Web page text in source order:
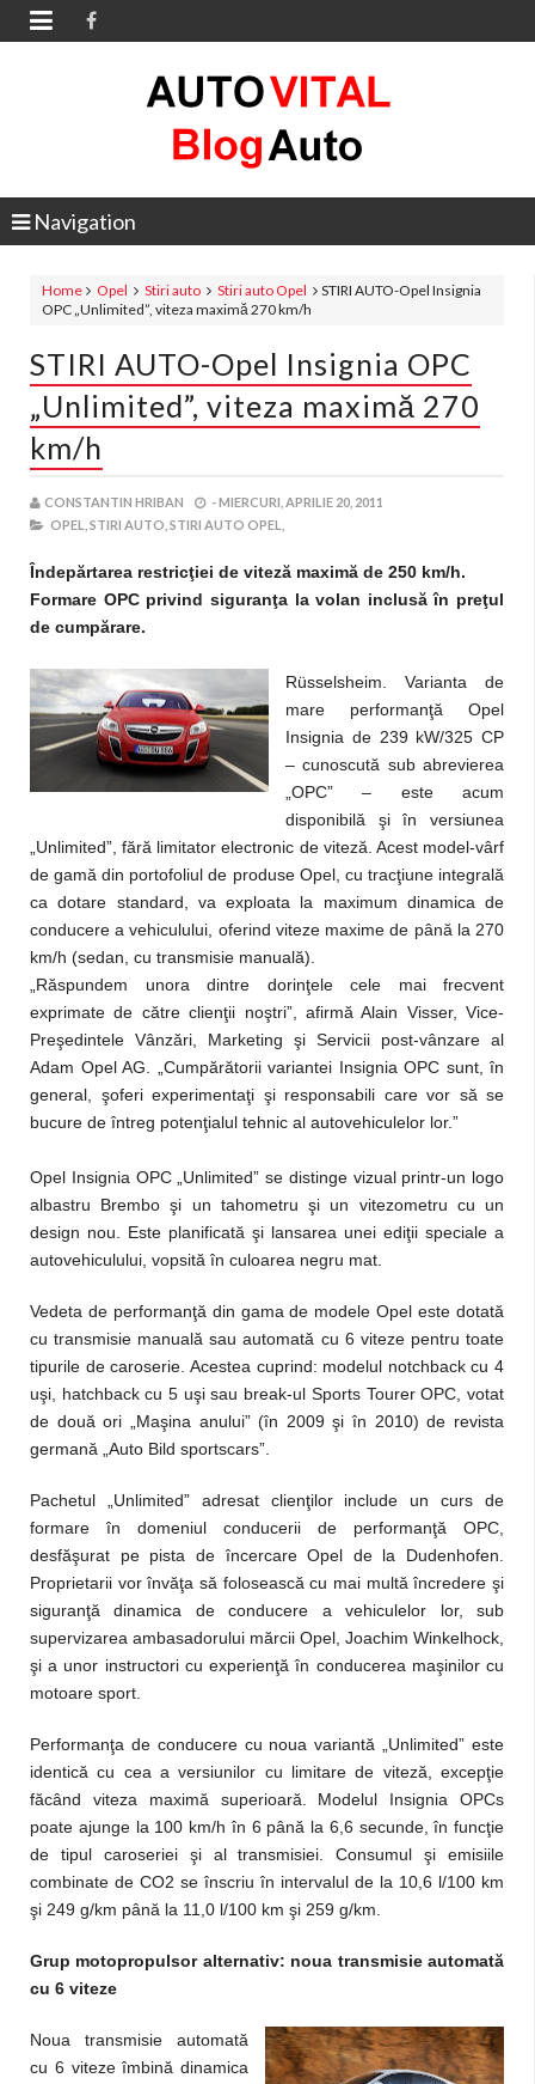

Navigation
Home Opel Stiri auto Stiri auto Opel
STIRI AUTO-Opel Insignia
OPC „Unlimited”, viteza maximă 270 km/h
STIRI AUTO-Opel Insignia OPC
„Unlimited”, viteza maximă 270
km/h
CONSTANTIN HRIBAN -MIERCURI, APRILIE 20, 2011
OPEL, STIRI AUTO, STIRI AUTO OPEL,
Îndepărtarea restricţiei de viteză maximă de 250 km/h.
Formare OPC privind siguranţa la volan inclusă în preţul
de cumpărare.
Rüsselsheim. Varianta de
mare performanţă Opel
Insignia de 239 kW/325 CP
– cunoscută sub abrevierea
„OPC” – este acum
disponibilă şi în versiunea
„Unlimited”, fără limitator electronic de viteză. Acest model-vârf
de gamă din portofoliul de produse Opel, cu tracţiune integrală
ca dotare standard, va exploata la maximum dinamica de
conducere a vehiculului, oferind viteze maxime de până la 270
km/h (sedan, cu transmisie manuală).
„Răspundem unora dintre dorinţele cele mai frecvent
exprimate de către clienţii noştri”, afirmă Alain Visser, Vice-
Preşedintele Vânzări, Marketing şi Servicii post-vânzare al
Adam Opel AG. „Cumpărătorii variantei Insignia OPC sunt, în
general, şoferi experimentaţi şi responsabili care vor să se
bucure de întreg potenţialul tehnic al autovehiculelor lor.”
Opel Insignia OPC „Unlimited” se distinge vizual printr-un logo
albastru Brembo şi un tahometru şi un vitezometru cu un
design nou. Este planificată şi lansarea unei ediţii speciale a
autovehiculului, vopsită în culoarea negru mat.
Vedeta de performanţă din gama de modele Opel este dotată
cu transmisie manuală sau automată cu 6 viteze pentru toate
tipurile de caroserie. Acestea cuprind: modelul notchback cu 4
uşi, hatchback cu 5 uşi sau break-ul Sports Tourer OPC, votat
de două ori „Maşina anului” (în 2009 şi în 2010) de revista
germană „Auto Bild sportscars”.
Pachetul „Unlimited” adresat clienţilor include un curs de
formare în domeniul conducerii de performanţă OPC,
desfăşurat pe pista de încercare Opel de la Dudenhofen.
Proprietarii vor învăţa să folosească cu mai multă încredere şi
siguranţă dinamica de conducere a vehiculelor lor, sub
supervizarea ambasadorului mărcii Opel, Joachim Winkelhock,
şi a unor instructori cu experienţă în conducerea maşinilor cu
motoare sport.
Performanţa de conducere cu noua variantă „Unlimited” este
identică cu cea a versiunilor cu limitare de viteză, excepţie
făcând viteza maximă superioară. Modelul Insignia OPCs
poate ajunge la 100 km/h în 6 până la 6,6 secunde, în funcţie
de tipul caroseriei şi al transmisiei. Consumul şi emisiile
combinate de CO2 se înscriu în intervalul de la 10,6 l/100 km
şi 249 g/km până la 11,0 l/100 km şi 259 g/km.
Grup motopropulsor alternativ: noua transmisie automată
cu 6 viteze
Noua transmisie automată
cu 6 viteze îmbină dinamica